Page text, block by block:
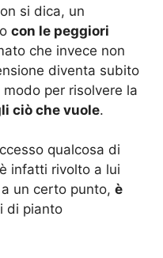
si dica, un
con le peggiori
che invece non
diventa subito
modo per risolvere la
ciò che vuole.
qualcosa di
infatti rivolto a lui
un certo punto, è
di pianto